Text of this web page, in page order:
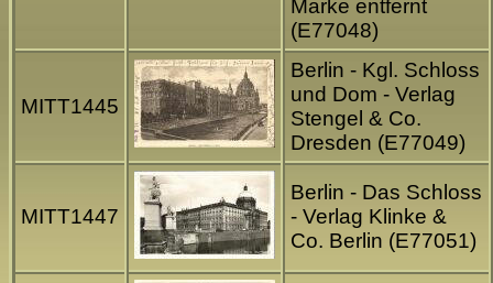
Marke entfernt
(E77048)
MITT1445
Berlin - Kgl. Schloss
und Dom - Verlag
Stengel & Co.
Dresden (E77049)
MITT1447
Berlin - Das Schloss
- Verlag Klinke &
Co. Berlin (E77051)